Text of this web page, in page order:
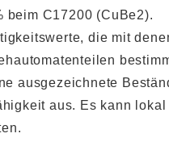
beim C17200 (CuBe2).
die mit
ausgezeichnete
aus. Es kann